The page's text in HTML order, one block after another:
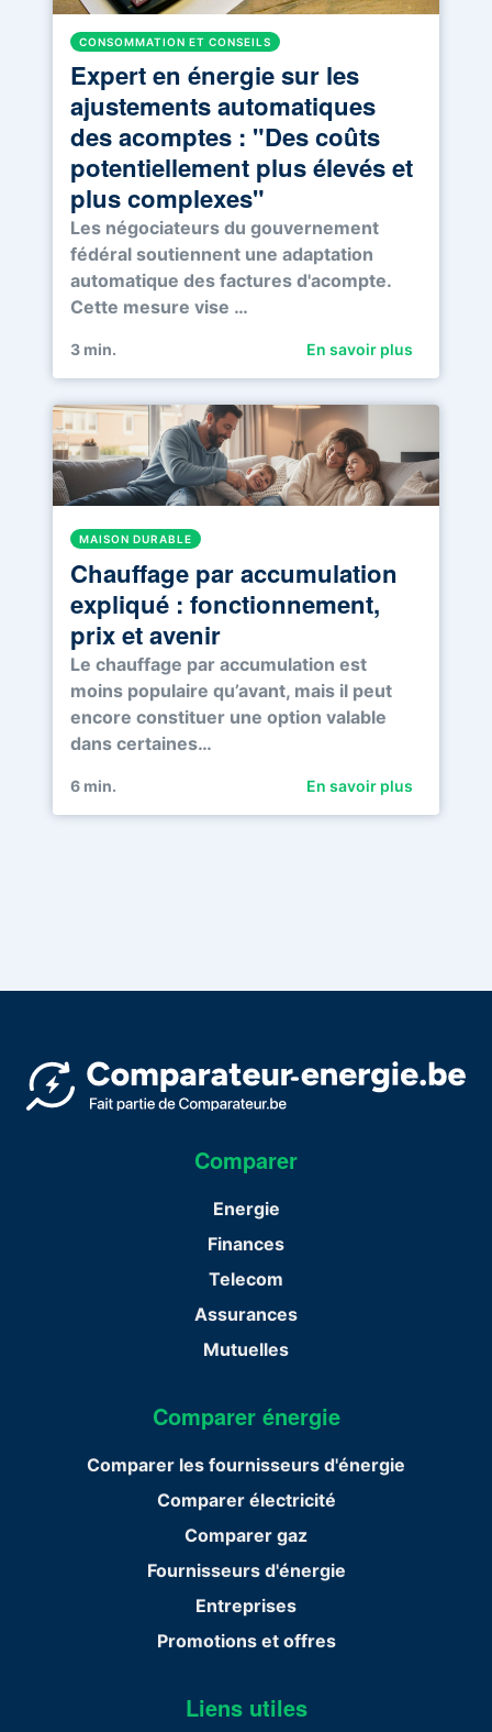
CONSOMMATION ET CONSEILS
Expert en énergie sur les
ajustements automatiques
des acomptes : "Des coûts
potentiellement plus élevés et
plus complexes"
Les négociateurs du gouvernement
fédéral soutiennent une adaptation
automatique des factures d'acompte.
Cette mesure vise …
3 min. En savoir plus
MAISON DURABLE
Chauffage par accumulation
expliqué : fonctionnement,
prix et avenir
Le chauffage par accumulation est
moins populaire qu’avant, mais il peut
encore constituer une option valable
dans certaines…
6 min. En savoir plus
Comparer
Energie
Finances
Telecom
Assurances
Mutuelles
Comparer énergie
Comparer les fournisseurs d'énergie
Comparer électricité
Comparer gaz
Fournisseurs d'énergie
Entreprises
Promotions et offres
Liens utiles